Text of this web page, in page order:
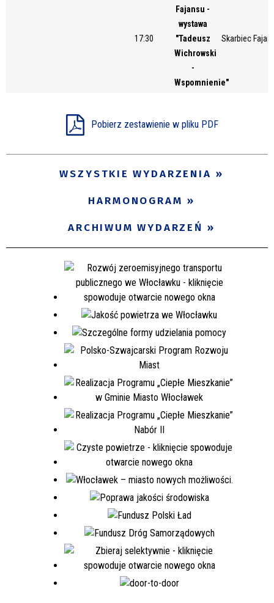
17:30
Fajansu -
wystawa
"Tadeusz
Wichrowski
-
Wspomnienie"
Skarbiec
Pobierz zestawienie w pliku PDF
WSZYSTKIE WYDARZENIA
HARMONOGRAM
ARCHIWUM WYDARZEŃ